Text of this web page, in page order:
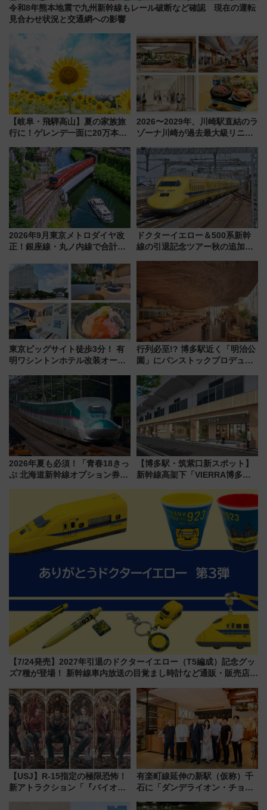
令和8年熊本地震で九州新幹線もレール破断など確認 現在の運転
見合わせ状況と交通網への影響
【岐阜・飛騨高山】夏の家族旅
行に！ゲレンデ一面に20万本の
アひまわり園」開園
2026〜2029年、川崎駅直結のラ
ゾーナ川崎が過去最大級リニュ
「いつから何が変わるか」徹底
解説！
2026年9月東京メトロダイヤ改
正！銀座線・丸ノ内線で合計
待
ドクターイエロー＆500系新幹
線の引退記念ツアー秋の追加企
東京ビッグサイト徒歩3分！ 有
明ワシントンホテル改装オープ
客室」や海鮮丼が人気の朝食ビ
ュッフェを現地レポ
行列必至!? 博多駅近く「明治公
園」にパンストックプロデュー
オープン 秋からはビストロ営業
も！
2026年夏も必須！「青春18きっ
ぷ 北海道新幹線オプション券」
【博多駅・筑紫口新スポット】
新幹線高架下「VIERRA博多テ
など注目の全6店舗 「博多活憩
通り」も一新
【7/24発売】2027年引退のドクターイエロー（T5編成）記念グッ
ズ7種が登場！ 新幹線車内放送の目覚まし時計など通販・販売店舗
【USJ】R-15指定の極限恐怖！
新アトラクション「『バイオハ
有楽町線延伸の新駅（仮称）千
石に「ダンデライオン・チョコ